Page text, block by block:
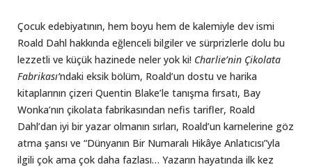
Çocuk edebiyatının, hem boyu hem de kalemiyle dev ismi
Roald Dahl hakkında eğlenceli bilgiler ve sürprizlerle dolu bu
lezzetli ve küçük hazinede neler yok ki! Charlie’nin Çikolata
Fabrikası’ndaki eksik bölüm, Roald’un dostu ve harika
kitaplarının çizeri Quentin Blake’le tanışma fırsatı, Bay
Wonka’nın çikolata fabrikasından nefis tarifler, Roald
Dahl’dan iyi bir yazar olmanın sırları, Roald’un karnelerine göz
atma şansı ve “Dünyanın Bir Numaralı Hikâye Anlatıcısı”yla
ilgili çok ama çok daha fazlası… Yazarın hayatında ilk kez